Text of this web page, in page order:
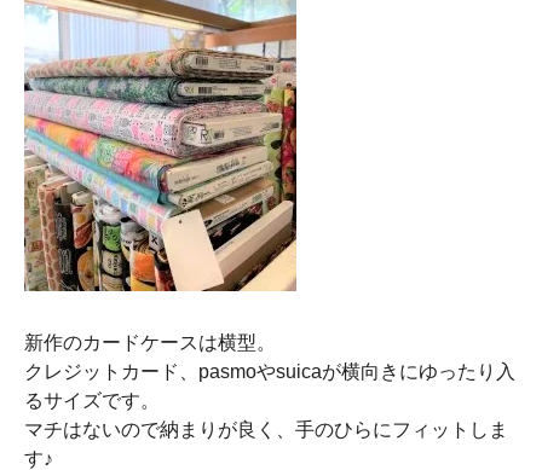
新作のカードケースは横型。
クレジットカード、pasmoやsuicaが横向きにゆったり入
るサイズです。
マチはないので納まりが良く、手のひらにフィットしま
す♪